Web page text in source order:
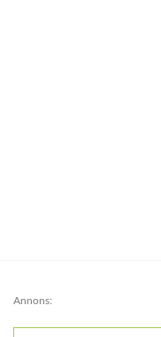
Annons: